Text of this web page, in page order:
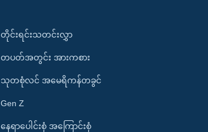
တိုင်းရင်းသတင်းလွှာ
တပတ်အတွင်း အားကစား
သုတစုံလင် အမေရိကန်တခွင်
Gen Z
နေရာပေါင်းစုံ အကြောင်းစုံ